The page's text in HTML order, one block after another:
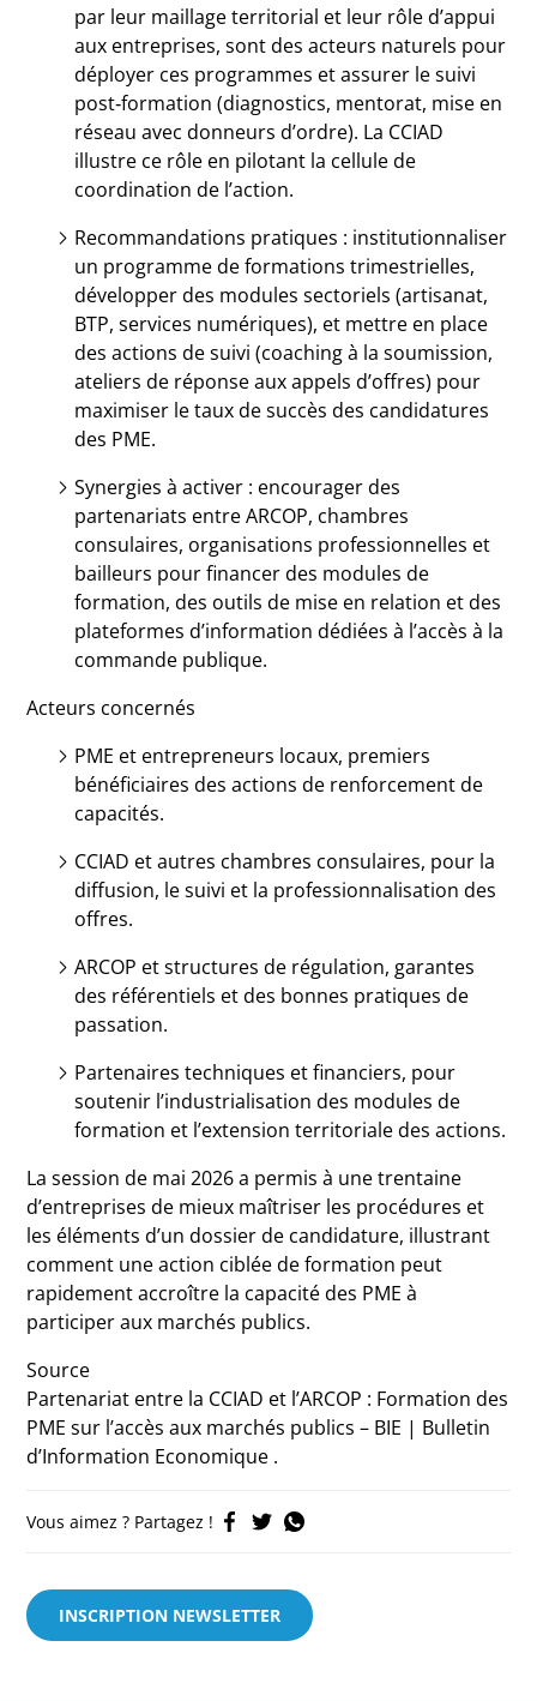
par leur maillage territorial et leur rôle d’appui
aux entreprises, sont des acteurs naturels pour
déployer ces programmes et assurer le suivi
post‑formation (diagnostics, mentorat, mise en
réseau avec donneurs d’ordre). La CCIAD
illustre ce rôle en pilotant la cellule de
coordination de l’action.
Recommandations pratiques : institutionnaliser
un programme de formations trimestrielles,
développer des modules sectoriels (artisanat,
BTP, services numériques), et mettre en place
des actions de suivi (coaching à la soumission,
ateliers de réponse aux appels d’offres) pour
maximiser le taux de succès des candidatures
des PME.
Synergies à activer : encourager des
partenariats entre ARCOP, chambres
consulaires, organisations professionnelles et
bailleurs pour financer des modules de
formation, des outils de mise en relation et des
plateformes d’information dédiées à l’accès à la
commande publique.
Acteurs concernés
PME et entrepreneurs locaux, premiers
bénéficiaires des actions de renforcement de
capacités.
CCIAD et autres chambres consulaires, pour la
diffusion, le suivi et la professionnalisation des
offres.
ARCOP et structures de régulation, garantes
des référentiels et des bonnes pratiques de
passation.
Partenaires techniques et financiers, pour
soutenir l’industrialisation des modules de
formation et l’extension territoriale des actions.
La session de mai 2026 a permis à une trentaine
d’entreprises de mieux maîtriser les procédures et
les éléments d’un dossier de candidature, illustrant
comment une action ciblée de formation peut
rapidement accroître la capacité des PME à
participer aux marchés publics.
Source
Partenariat entre la CCIAD et l’ARCOP : Formation des
PME sur l’accès aux marchés publics – BIE | Bulletin
d’Information Economique .
Vous aimez ? Partagez !
INSCRIPTION NEWSLETTER